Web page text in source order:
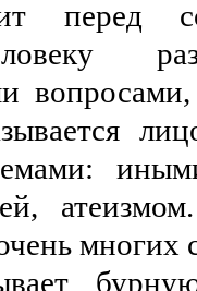
перед
многих